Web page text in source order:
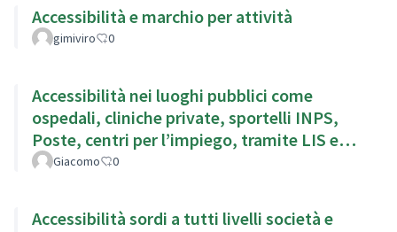
Accessibilità e marchio per attività
gimiviro 0
Accessibilità nei luoghi pubblici come
ospedali, cliniche private, sportelli INPS,
Poste, centri per l’impiego, tramite LIS e
sottotitoli
Giacomo 0
Accessibilità sordi a tutti livelli società e